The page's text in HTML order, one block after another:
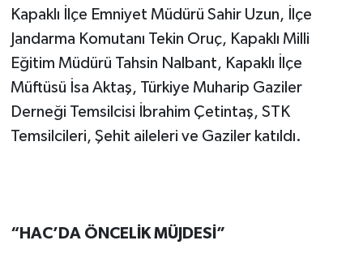
Kapaklı İlçe Emniyet Müdürü Sahir Uzun, İlçe
Jandarma Komutanı Tekin Oruç, Kapaklı Milli
Eğitim Müdürü Tahsin Nalbant, Kapaklı İlçe
Müftüsü İsa Aktaş, Türkiye Muharip Gaziler
Derneği Temsilcisi İbrahim Çetintaş, STK
Temsilcileri, Şehit aileleri ve Gaziler katıldı.
“HAC’DA ÖNCELİK MÜJDESİ”